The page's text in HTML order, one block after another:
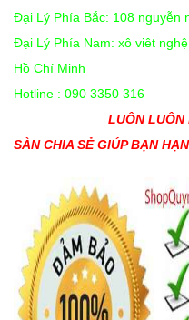
Đại Lý Phía Bắc: 108 nguyễn
Đại Lý Phía Nam: xô viêt
Hồ Chí Minh
Hotline : 090 3350 316
LUÔN LUÔN
SÀN CHIA SẺ GIÚP BẠN